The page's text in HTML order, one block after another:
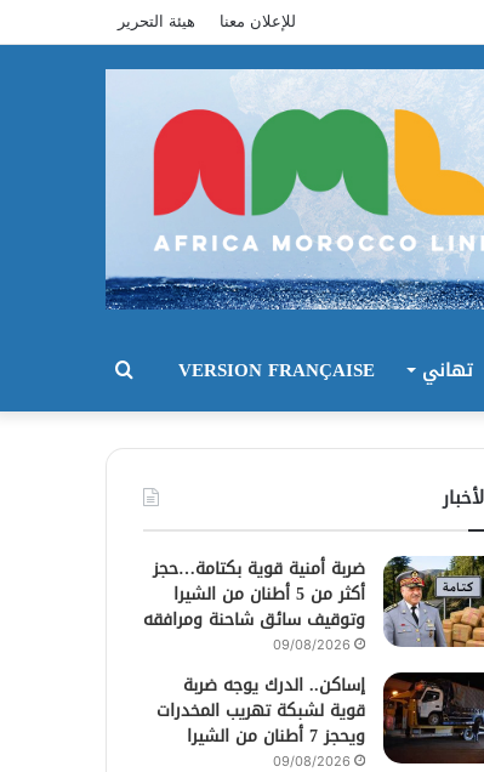
للإعلان معنا هيئة التحرير
تهاني VERSION FRANÇAISE بحث
ضربة أمنية قوية بكتامة…حجز
أكثر من 5 أطنان من الشيرا
وتوقيف سائق شاحنة ومرافقه
09/08/2026
إساكن.. الدرك يوجه ضربة
قوية لشبكة تهريب المخدرات
ويحجز 7 أطنان من الشيرا
09/08/2026